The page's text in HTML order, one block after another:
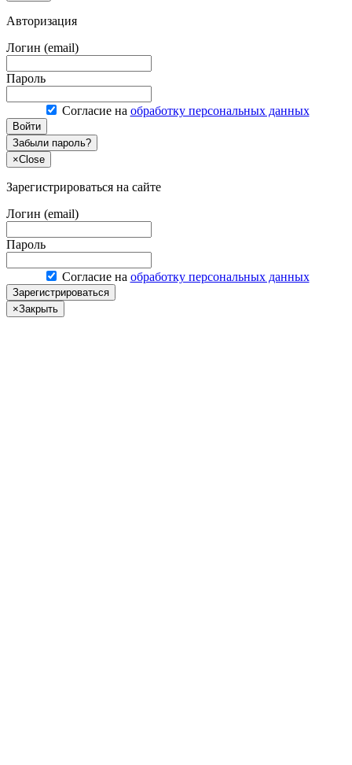
Авторизация
Логин (email)
Пароль
Согласие на обработку персональных данных
Войти
Забыли пароль?
×Close
Зарегистрироваться на сайте
Логин (email)
Пароль
Согласие на обработку персональных данных
Зарегистрироваться
×Закрыть